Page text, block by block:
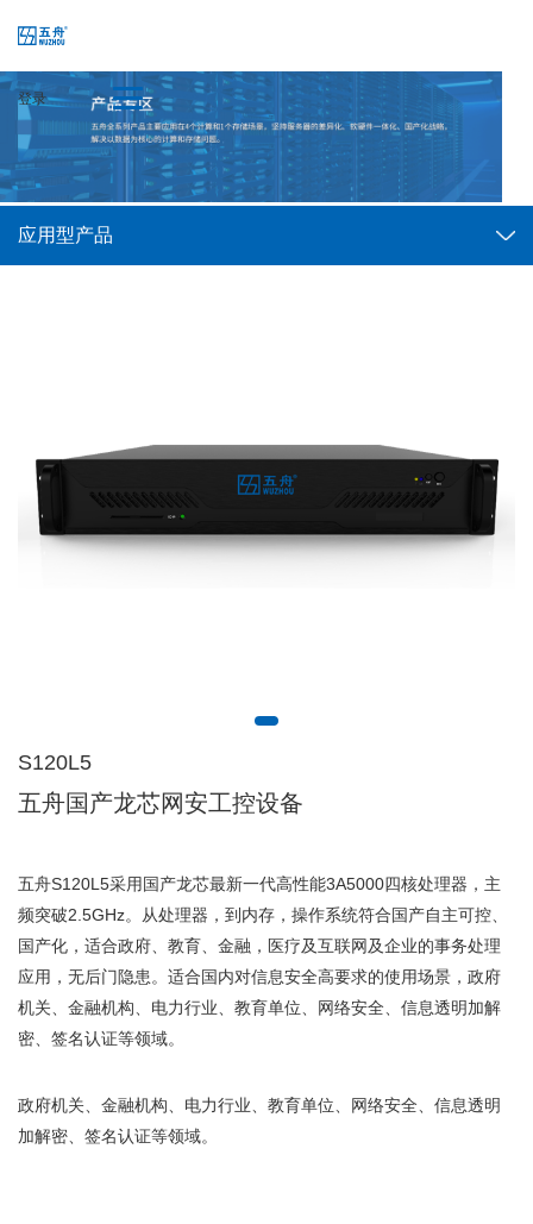
登录
应用型产品
S120L5
五舟国产龙芯网安工控设备
五舟S120L5采用国产龙芯最新一代高性能3A5000四核处理器，主
频突破2.5GHz。从处理器，到内存，操作系统符合国产自主可控、
国产化，适合政府、教育、金融，医疗及互联网及企业的事务处理
应用，无后门隐患。适合国内对信息安全高要求的使用场景，政府
机关、金融机构、电力行业、教育单位、网络安全、信息透明加解
密、签名认证等领域。
政府机关、金融机构、电力行业、教育单位、网络安全、信息透明
加解密、签名认证等领域。